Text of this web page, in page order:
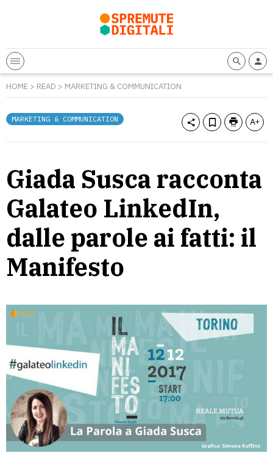
HOME > READ > MARKETING & COMMUNICATION
MARKETING & COMMUNICATION
Giada Susca racconta
Galateo LinkedIn,
dalle parole ai fatti: il
Manifesto